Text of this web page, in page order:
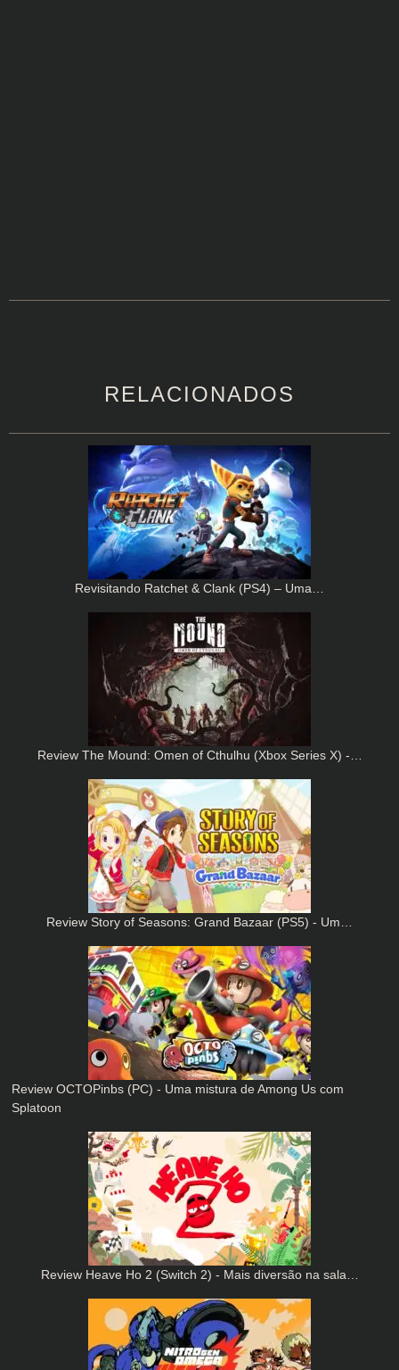
RELACIONADOS
Revisitando Ratchet & Clank (PS4) – Uma…
Review The Mound: Omen of Cthulhu (Xbox Series X) -…
Review Story of Seasons: Grand Bazaar (PS5) - Um…
Review OCTOPinbs (PC) - Uma mistura de Among Us com
Splatoon
Review Heave Ho 2 (Switch 2) - Mais diversão na sala…